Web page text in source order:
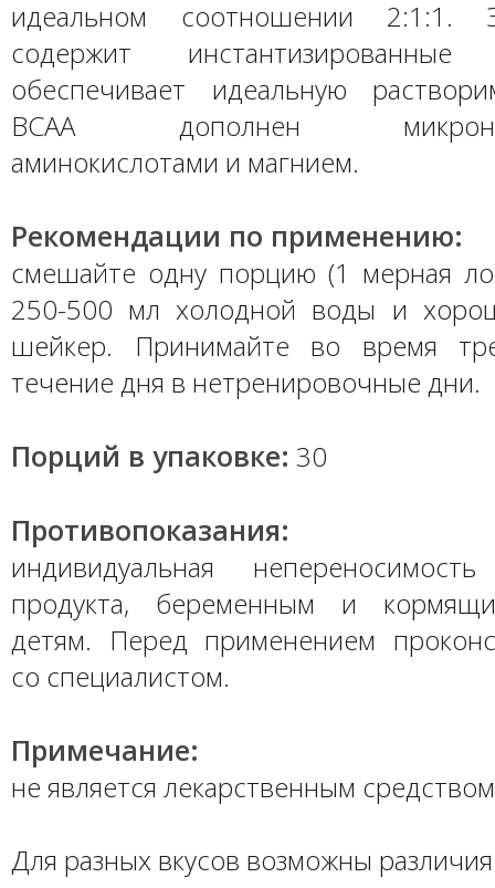
идеальном соотношении 2:1:1.
содержит
обеспечивает идеальную
BCAA дополнен
аминокислотами и магнием.
Рекомендации по применению:
смешайте одну порцию (1 мерная
250-500 мл холодной воды и
шейкер. Принимайте во время
течение дня в нетренировочные дни.
Порций в упаковке: 30
Противопоказания:
индивидуальная
продукта, беременным и
детям. Перед применением
со специалистом.
Примечание:
не является лекарственным
Для разных вкусов возможны